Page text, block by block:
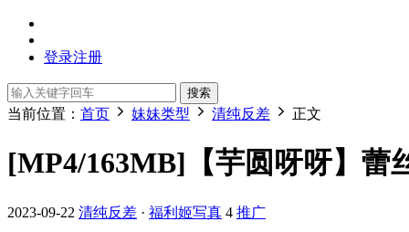
登录注册
搜索
当前位置： 首页 妹妹类型 清纯反差 正文
[MP4/163MB]【芋圆呀呀】蕾
2023-09-22 清纯反差 · 福利姬写真 4 推广